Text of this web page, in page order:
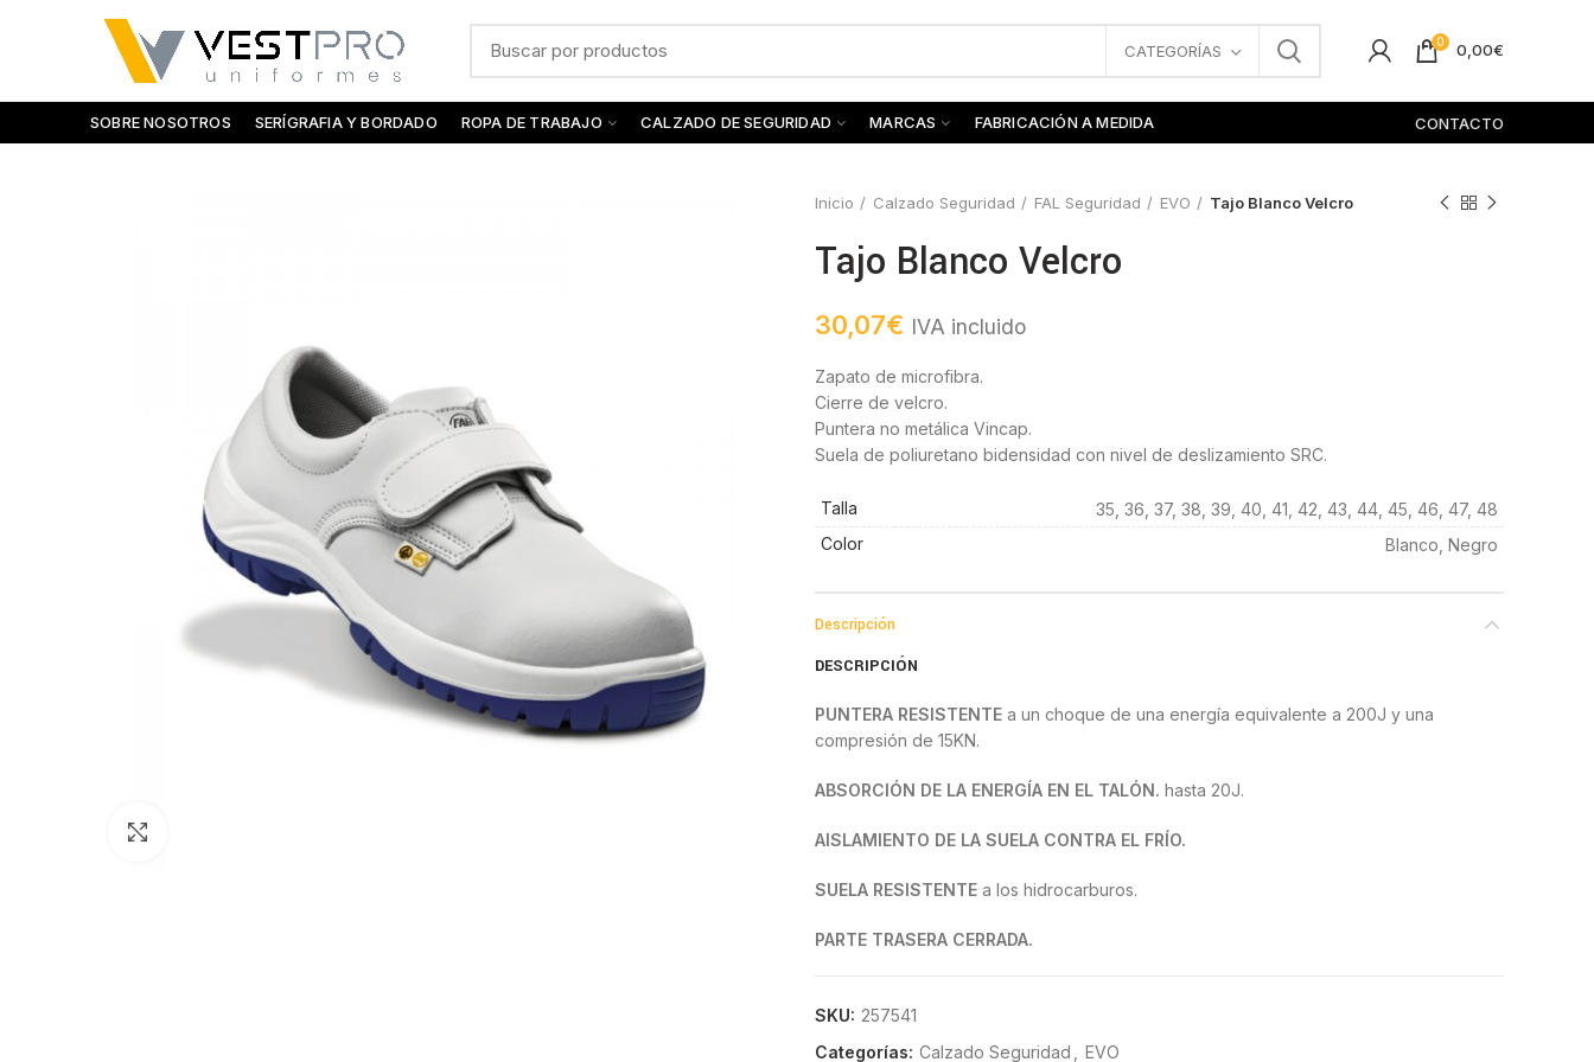
CATEGORÍAS 0 0,00€
SOBRE NOSOTROS SERÍGRAFIA Y BORDADO ROPA DE TRABAJO CALZADO DE SEGURIDAD MARCAS FABRICACIÓN A MEDIDA CONTACTO
Inicio Calzado Seguridad FAL Seguridad EVO Tajo Blanco Velcro
Tajo Blanco Velcro
30,07€ IVA incluido
Zapato de microfibra.
Cierre de velcro.
Puntera no metálica Vincap.
Suela de poliuretano bidensidad con nivel de deslizamiento SRC.
Talla
35, 36, 37, 38, 39, 40, 41, 42, 43, 44, 45, 46, 47, 48
Color
Blanco, Negro
Descripción
DESCRIPCIÓN
PUNTERA RESISTENTE a un choque de una energía equivalente a 200J y una
compresión de 15KN.
ABSORCIÓN DE LA ENERGÍA EN EL TALÓN. hasta 20J.
AISLAMIENTO DE LA SUELA CONTRA EL FRÍO.
SUELA RESISTENTE a los hidrocarburos.
PARTE TRASERA CERRADA.
SRB sobre acero (tacón ≥0.13, plano ≥0.18). SRC sobre baldosa y acero.
SKU: 257541
Categorías: Calzado Seguridad EVO